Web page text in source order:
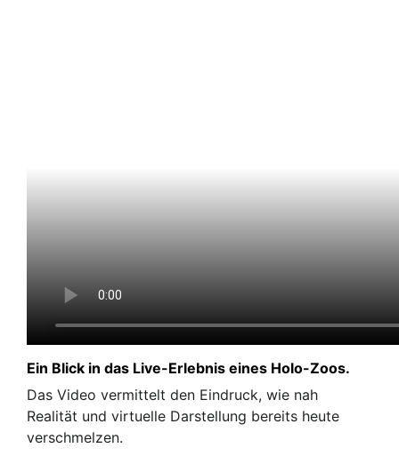
Ein Blick in das Live-Erlebnis eines Holo-Zoos.
Das Video vermittelt den Eindruck, wie nah
Realität und virtuelle Darstellung bereits heute
verschmelzen.